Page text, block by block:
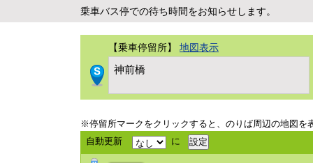
乗車バス停での待ち時間をお知らせします。
【乗車停留所】 地図表示
神前橋
※停留所マークをクリックすると、のりば周辺の地図を
自動更新
に